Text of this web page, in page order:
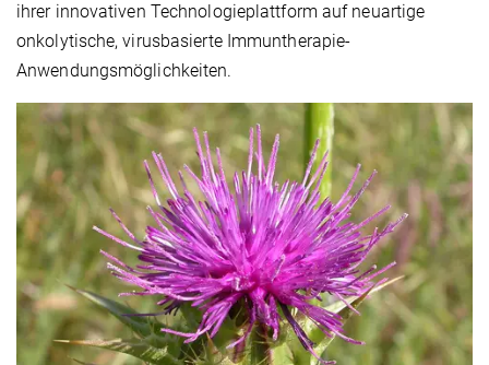
ihrer innovativen Technologieplattform auf neuartige
onkolytische, virusbasierte Immuntherapie-
Anwendungsmöglichkeiten.